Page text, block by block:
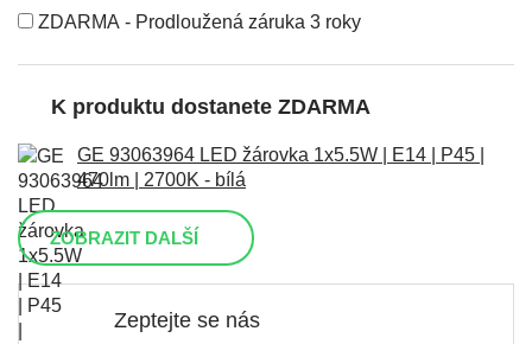
ZDARMA - Prodloužená záruka 3 roky
K produktu dostanete ZDARMA
GE 93063964 LED žárovka 1x5.5W | E14 | P45 |
470lm | 2700K - bílá
ZOBRAZIT DALŠÍ
Zeptejte se nás